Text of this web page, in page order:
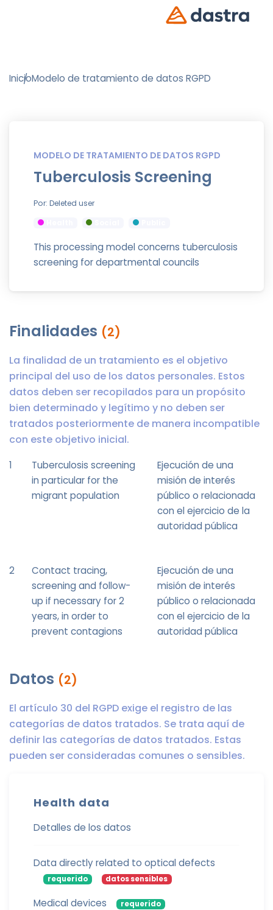
InicioModelo de tratamiento de datos RGPD
MODELO DE TRATAMIENTO DE DATOS RGPD
Tuberculosis Screening
Por: Deleted user
This processing model concerns tuberculosis
screening for departmental councils
Finalidades (2)
La finalidad de un tratamiento es el objetivo
principal del uso de los datos personales. Estos
datos deben ser recopilados para un propósito
bien determinado y legítimo y no deben ser
tratados posteriormente de manera incompatible
con este objetivo inicial.
1
Tuberculosis screening
in particular for the
migrant population
Ejecución de una
misión de interés
público o relacionada
con el ejercicio de la
autoridad pública
2
Contact tracing,
screening and follow-
up if necessary for 2
years, in order to
prevent contagions
Ejecución de una
misión de interés
público o relacionada
con el ejercicio de la
autoridad pública
Datos (2)
El artículo 30 del RGPD exige el registro de las
categorías de datos tratados. Se trata aquí de
definir las categorías de datos tratados. Estas
pueden ser consideradas comunes o sensibles.
Health data
Detalles de los datos
Data directly related to optical defects
requerido datos sensibles
Medical devices
requerido